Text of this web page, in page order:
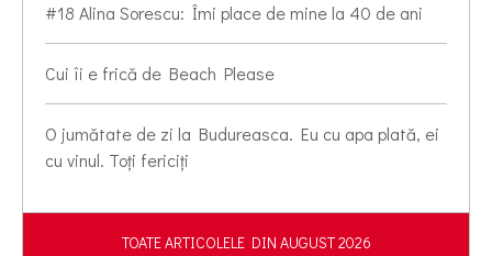
#18 Alina Sorescu: Îmi place de mine la 40 de ani
Cui îi e frică de Beach Please
O jumătate de zi la Budureasca. Eu cu apa plată, ei
cu vinul. Toți fericiți
TOATE ARTICOLELE DIN AUGUST 2026